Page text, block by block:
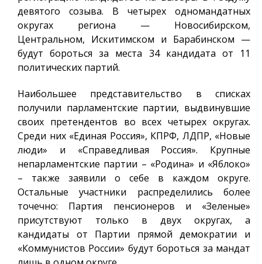
девятого созыва. В четырех одномандатных
округах региона — Новосибирском,
Центральном, Искитимском и Барабинском —
будут бороться за места 34 кандидата от 11
политических партий.
Наибольшее представительство в списках
получили парламентские партии, выдвинувшие
своих претендентов во всех четырех округах.
Среди них «Единая Россия», КПРФ, ЛДПР, «Новые
люди» и «Справедливая Россия». Крупные
непарламентские партии – «Родина» и «Яблоко»
– также заявили о себе в каждом округе.
Остальные участники распределились более
точечно: Партия пенсионеров и «Зеленые»
присутствуют только в двух округах, а
кандидаты от Партии прямой демократии и
«Коммунистов России» будут бороться за мандат